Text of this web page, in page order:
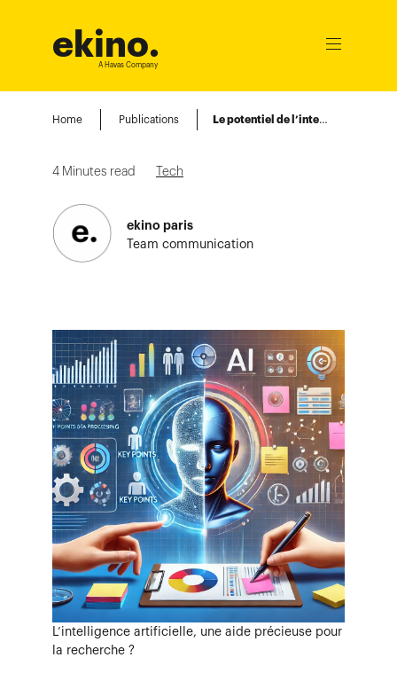
ekino.
A Havas Company
Ouvrir
Home Publications Le potentiel de l’intelligence artificielle dans l’amélioration du déroulé d’une étude
4 Minutes read Tech
ekino paris
Team communication
L’intelligence artificielle, une aide précieuse pour
la recherche ?